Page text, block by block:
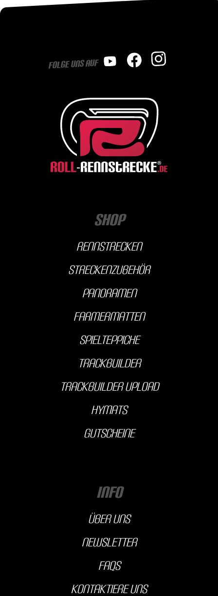
Folge uns auf
Shop
Rennstrecken
streckenzubehör
Panoramen
farmermatten
Spielteppiche
Trackbuilder
Trackbuilder Upload
hyMats
Gutscheine
INFO
über uns
Newsletter
FAQs
kontaktiere uns